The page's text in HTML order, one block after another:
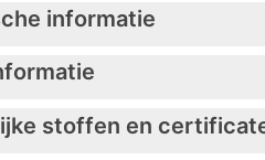
informatie
stoffen en